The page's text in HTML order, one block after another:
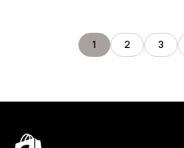
1 2 3